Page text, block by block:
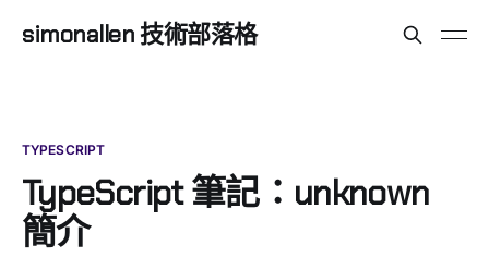
simonallen 技術部落格
TYPESCRIPT
TypeScript 筆記：unknown
簡介